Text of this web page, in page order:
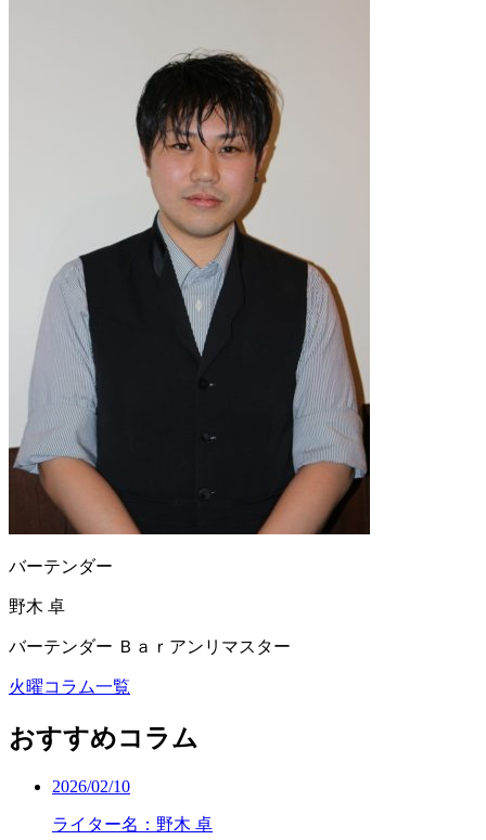
バーテンダー
野木 卓
バーテンダー Ｂａｒアンリマスター
火曜コラム一覧
おすすめコラム
2026/02/10
ライター名：野木 卓